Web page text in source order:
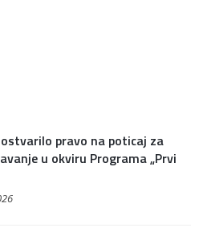
pravo na poticaj za
u okviru Programa „Prvi